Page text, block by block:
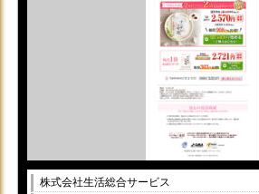
株式会社生活総合サービス